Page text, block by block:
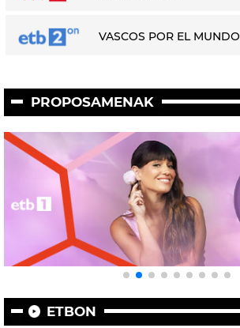
VASCOS POR EL MUNDO
PROPOSAMENAK
ETBON